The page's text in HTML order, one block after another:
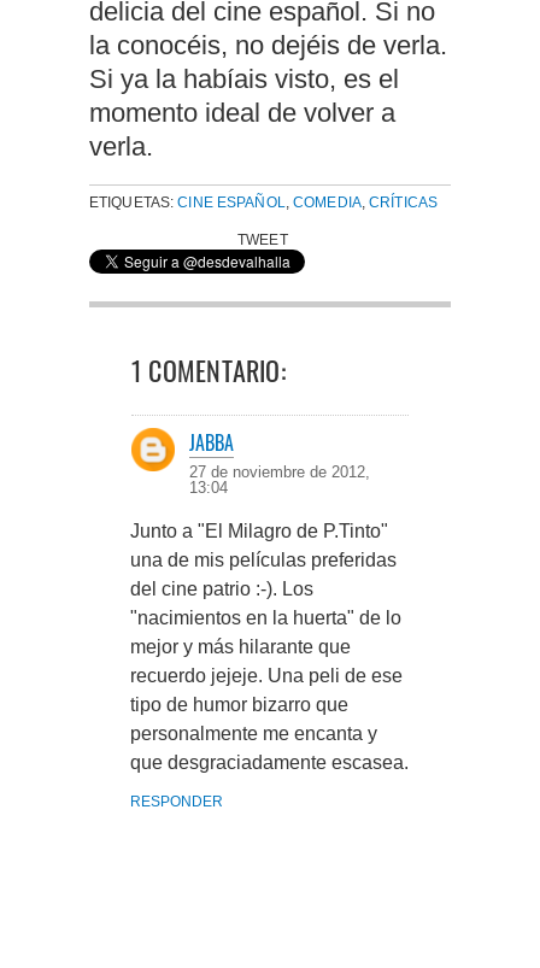
delicia del cine español. Si no
la conocéis, no dejéis de verla.
Si ya la habíais visto, es el
momento ideal de volver a
verla.
ETIQUETAS:CINE ESPAÑOL ,COMEDIA,CRÍTICAS
TWEET
1 COMENTARIO:
JABBA
27 de noviembre de 2012,
13:04
Junto a "El Milagro de P.Tinto"
una de mis películas preferidas
del cine patrio :-). Los
"nacimientos en la huerta" de lo
mejor y más hilarante que
recuerdo jejeje. Una peli de ese
tipo de humor bizarro que
personalmente me encanta y
que desgraciadamente escasea.
RESPONDER